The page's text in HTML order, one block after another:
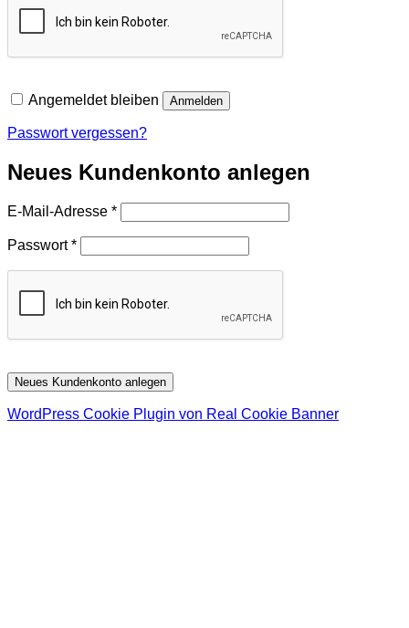
Angemeldet bleiben Anmelden
Passwort vergessen?
Neues Kundenkonto anlegen
E-Mail-Adresse *Erforderlich
Passwort*Erforderlich
Neues Kundenkonto anlegen
WordPress Cookie Plugin von Real Cookie Banner